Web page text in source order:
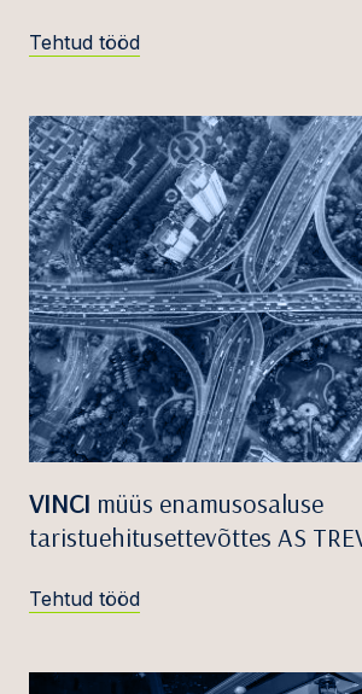
Tehtud tööd
VINCI müüs enamusosaluse
taristuehitusettevõttes AS
Tehtud tööd